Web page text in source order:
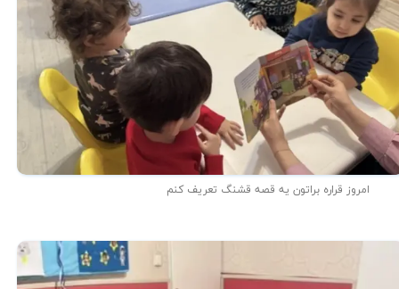
امروز قراره براتون یه قصه قشنگ تعریف کنم